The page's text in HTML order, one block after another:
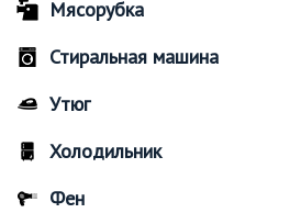
Мясорубка
Стиральная машина
Утюг
Холодильник
Фен